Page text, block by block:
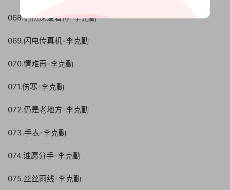
068.仍然深爱着你-李克勤
069.闪电传真机-李克勤
070.情难再-李克勤
071.伤寒-李克勤
072.仍是老地方-李克勤
073.手表-李克勤
074.谁愿分手-李克勤
075.丝丝雨线-李克勤